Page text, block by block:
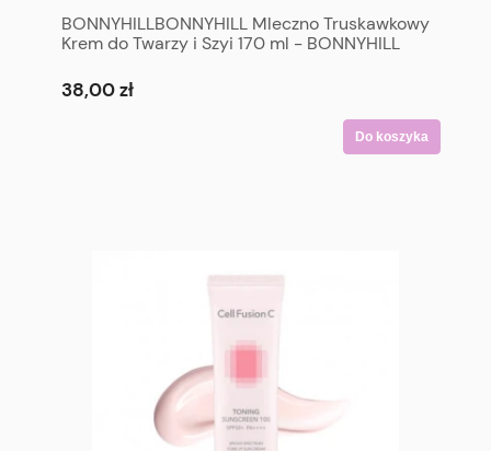
BONNYHILLBONNYHILL Mleczno Truskawkowy
Krem do Twarzy i Szyi 170 ml - BONNYHILL
38,00 zł
Do koszyka